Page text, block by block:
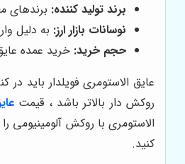
برند تولید کننده: برندهای
نوسانات بازار ارز: به دلیل
حجم خرید: خرید عمده
عایق الاستومری فویلدار باید
روکش دار بالاتر باشد ، قیمت
الاستومری با روکش
کنید.